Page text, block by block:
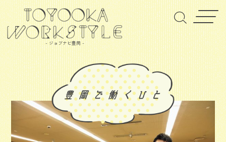
- ジョブナビ豊岡 -